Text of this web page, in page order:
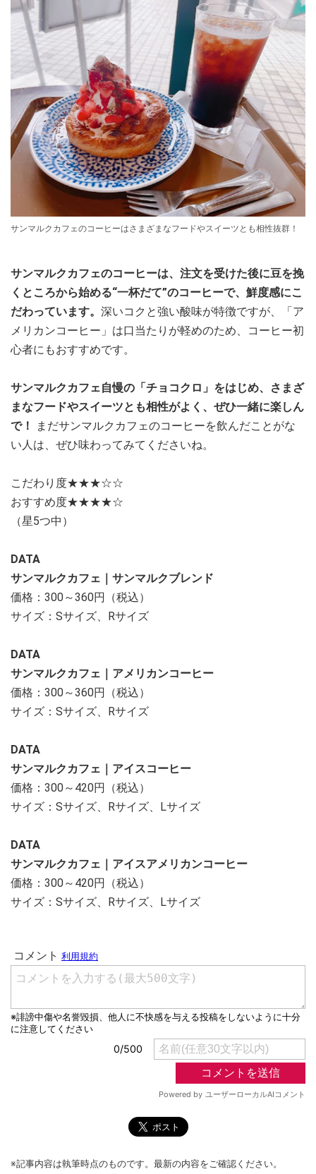
サンマルクカフェのコーヒーはさまざまなフードやスイーツとも相性抜群！
サンマルクカフェのコーヒーは、注文を受けた後に豆を挽
くところから始める“一杯だて”のコーヒーで、鮮度感にこ
だわっています。 深いコクと強い酸味が特徴ですが、「ア
メリカンコーヒー」は口当たりが軽めのため、コーヒー初
心者にもおすすめです。
サンマルクカフェ自慢の「チョコクロ」をはじめ、さまざ
まなフードやスイーツとも相性がよく、ぜひ一緒に楽しん
で！
まだサンマルクカフェのコーヒーを飲んだことがな
い人は、ぜひ味わってみてくださいね。
こだわり度★★★☆☆
おすすめ度★★★★☆
（星5つ中）
DATA
サンマルクカフェ｜サンマルクブレンド
価格：300～360円（税込）
サイズ：Sサイズ、Rサイズ
DATA
サンマルクカフェ｜アメリカンコーヒー
価格：300～360円（税込）
サイズ：Sサイズ、Rサイズ
DATA
サンマルクカフェ｜アイスコーヒー
価格：300～420円（税込）
サイズ：Sサイズ、Rサイズ、Lサイズ
DATA
サンマルクカフェ｜アイスアメリカンコーヒー
価格：300～420円（税込）
サイズ：Sサイズ、Rサイズ、Lサイズ
※記事内容は執筆時点のものです。最新の内容をご確認ください。